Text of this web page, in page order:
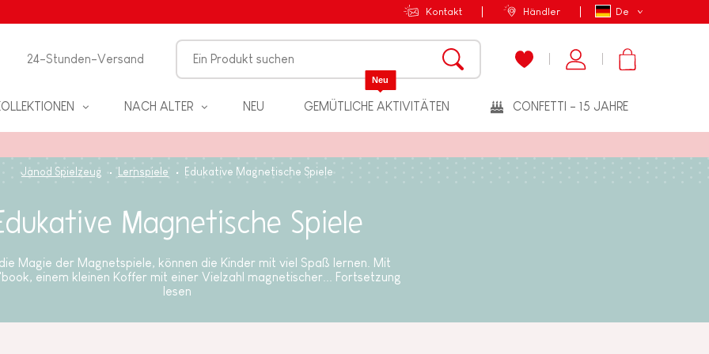
De
Kontakt Händler
24-Stunden-Versand
NACH ALTER NEU GEMÜTLICHE AKTIVITÄTEN
Neu
CONFETTI - 15 JAHRE
Janod Spielzeug Lernspiele Edukative Magnetische Spiele
Magnetische Spiele
Magie der Magnetspiele, können die Kinder mit viel Spaß lernen. Mit
einem kleinen Koffer mit einer Vielzahl magnetischer...
Fortsetzung
lesen